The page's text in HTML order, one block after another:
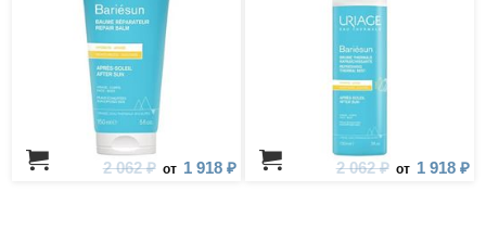
2 062 ₽ от 1 918 ₽ 2 062 ₽ от 1 918 ₽